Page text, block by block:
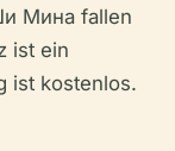
Мина fallen
ist ein
ist kostenlos.